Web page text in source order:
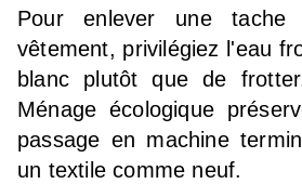
Pour enlever une
vêtement, privilégiez l'eau
blanc plutôt que de
Ménage écologique
passage en machine
un textile comme neuf.